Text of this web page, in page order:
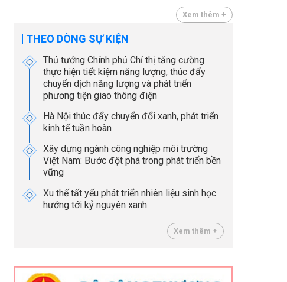
Xem thêm +
THEO DÒNG SỰ KIỆN
Thủ tướng Chính phủ Chỉ thị tăng cường
thực hiện tiết kiệm năng lượng, thúc đẩy
chuyển dịch năng lượng và phát triển
phương tiện giao thông điện
Hà Nội thúc đẩy chuyển đổi xanh, phát triển
kinh tế tuần hoàn
Xây dựng ngành công nghiệp môi trường
Việt Nam: Bước đột phá trong phát triển bền
vững
Xu thế tất yếu phát triển nhiên liệu sinh học
hướng tới kỷ nguyên xanh
Xem thêm +